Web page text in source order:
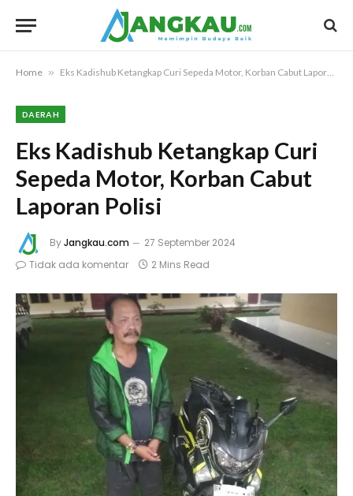
Home » Eks Kadishub Ketangkap Curi Sepeda Motor, Korban Cabut Laporan Polisi
DAERAH
Eks Kadishub Ketangkap Curi
Sepeda Motor, Korban Cabut
Laporan Polisi
ByJangkau.com
27 September 2024
Tidak ada komentar
2 Mins Read